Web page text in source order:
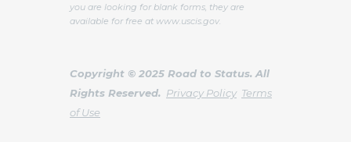
you are looking for blank forms, they are
available for free at www.uscis.gov.
Copyright © 2025 Road to Status. All
Rights Reserved. Privacy Policy Terms
of Use